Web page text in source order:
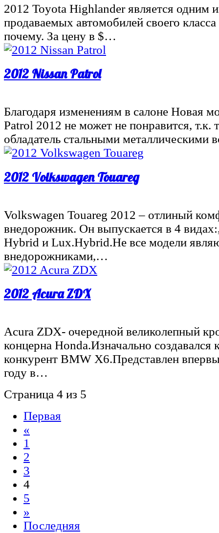
2012 Toyota Highlander является одним
продаваемых автомобилей своего класса
почему. За цену в $…
2012 Nissan Patrol
Благодаря изменениям в салоне Новая
Patrol 2012 не может не понравится, т.к.
обладатель стальными металлическими
2012 Volkswagen Touareg
Volkswagen Touareg 2012 – отлиный
внедорожник. Он выпускается в 4
Hybrid и Lux.Hybrid.Не все модели
внедорожниками,…
2012 Acura ZDX
Acura ZDX- очередной великолепный
концерна Honda.Изначально создавался
конкурент BMW X6.Представлен
году в…
Страница 4 из 5
Первая
«
1
2
3
4
5
»
Последняя